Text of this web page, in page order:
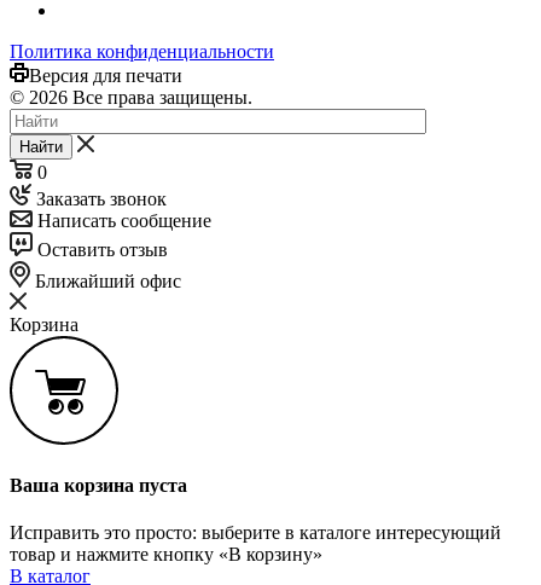
Политика конфиденциальности
Версия для печати
© 2026 Все права защищены.
Найти
0
Заказать звонок
Написать сообщение
Оставить отзыв
Ближайший офис
Корзина
Ваша корзина пуста
Исправить это просто: выберите в каталоге интересующий
товар и нажмите кнопку «В корзину»
В каталог